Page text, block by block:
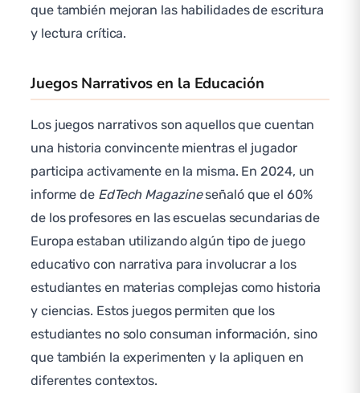
que también mejoran las habilidades de escritura
y lectura crítica.
Juegos Narrativos en la Educación
Los juegos narrativos son aquellos que cuentan
una historia convincente mientras el jugador
participa activamente en la misma. En 2024, un
informe de EdTech Magazineseñaló que el 60%
de los profesores en las escuelas secundarias de
Europa estaban utilizando algún tipo de juego
educativo con narrativa para involucrar a los
estudiantes en materias complejas como historia
y ciencias. Estos juegos permiten que los
estudiantes no solo consuman información, sino
que también la experimenten y la apliquen en
diferentes contextos.